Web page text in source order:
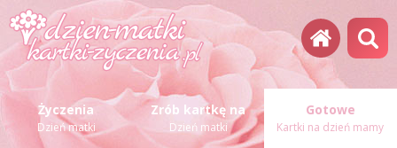
Życzenia
Dzień matki
Zrób kartkę na
Dzień matki
Gotowe
Kartki na dzień mamy